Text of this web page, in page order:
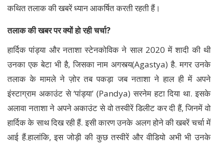
कथित तलाक की खबरें ध्यान आकर्षित करती रहती हैं।
तलाक की खबर पर क्यों हो रही चर्चा?
हार्दिक पांड्या और नताशा स्टेनकोविक ने साल 2020 में शादी की थी
उनका एक बेटा भी है, जिसका नाम अगस्त्य(Agastya) है. मगर उनके
तलाक के मामले ने ज़ोर तब पकड़ा जब नताशा ने हाल ही में अपने
इंस्टाग्राम अकाउंट से ‘पांड्या’ (Pandya) सरनेम हटा दिया था. इसके
अलावा नताशा ने अपने अकाउंट से वो तस्वीरें डिलीट कर दी हैं, जिनमें वो
हार्दिक के साथ दिख रही हैं. इसी कारण उनके अलग होने की खबरें चर्चा में
आई हैं.हालांकि, इस जोड़ी की कुछ तस्वीरें और वीडियो अभी भी उनके